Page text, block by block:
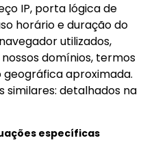
IP, porta lógica de
horário e duração do
utilizados,
domínios, termos
geográfica aproximada.
similares: detalhados na
específicas